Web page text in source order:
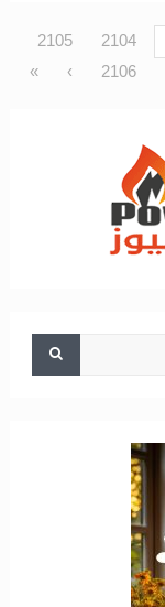
2104
2105
2106
›
»